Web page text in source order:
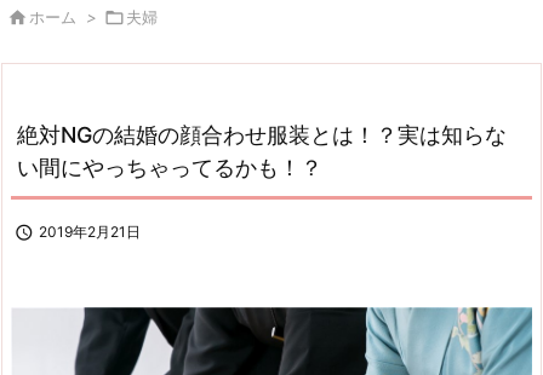
 ホーム > 夫婦
絶対NGの結婚の顔合わせ服装とは！？実は知らな
い間にやっちゃってるかも！？
 2019年2月21日